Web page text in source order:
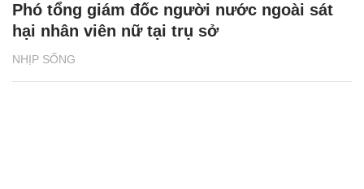
NHỊP SỐNG
Phó tổng giám đốc người nước ngoài sát
hại nhân viên nữ tại trụ sở